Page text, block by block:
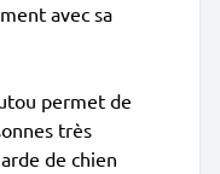
avec sa
permet de
très
de chien